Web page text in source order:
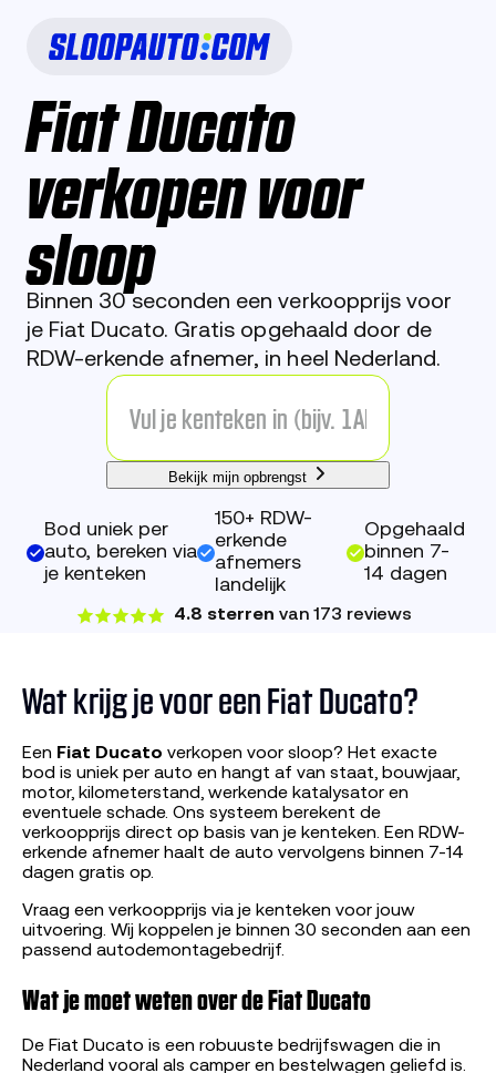
Fiat Ducato
verkopen voor
sloop
Binnen 30 seconden een verkoopprijs voor
je Fiat Ducato. Gratis opgehaald door de
RDW-erkende afnemer, in heel Nederland.
Bekijk mijn opbrengst
Bod uniek per
auto, bereken via
je kenteken
150+ RDW-
erkende
afnemers
landelijk
Opgehaald
binnen 7-
14 dagen
4.8 sterren van 173 reviews
Wat krijg je voor een Fiat Ducato?
Een Fiat Ducato verkopen voor sloop? Het exacte
bod is uniek per auto en hangt af van staat, bouwjaar,
motor, kilometerstand, werkende katalysator en
eventuele schade. Ons systeem berekent de
verkoopprijs direct op basis van je kenteken. Een RDW-
erkende afnemer haalt de auto vervolgens binnen 7-14
dagen gratis op.
Vraag een verkoopprijs via je kenteken voor jouw
uitvoering. Wij koppelen je binnen 30 seconden aan een
passend autodemontagebedrijf.
Wat je moet weten over de Fiat Ducato
De Fiat Ducato is een robuuste bedrijfswagen die in
Nederland vooral als camper en bestelwagen geliefd is.